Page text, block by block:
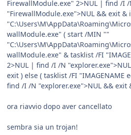
FirewallModule.exe" 2>NUL | find /I /
"FirewallModule.exe">NUL && exit &
wallModule.exe" ( start /MIN ""
wallModule.exe" & tasklist /FI
2>NUL | find /I /N
exit ) else ( tasklist /FI "IMAGENAME
find /I /N "explorer.exe">NUL && exit
ora riavvio dopo aver cancellato
sembra sia un trojan!